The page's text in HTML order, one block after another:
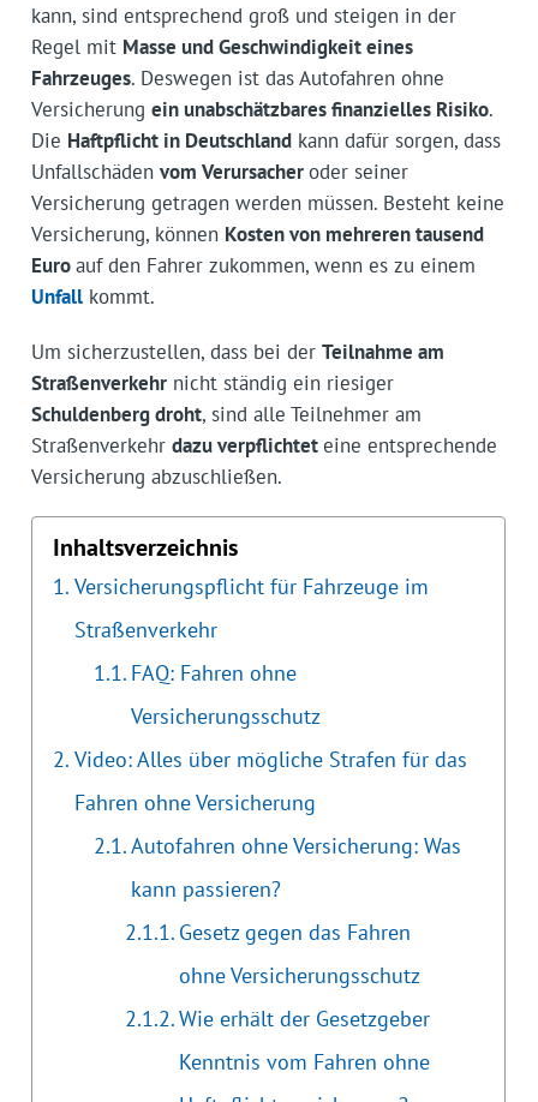
kann, sind entsprechend groß und steigen in der
Regel mit Masse und Geschwindigkeit eines
Fahrzeuges. Deswegen ist das Autofahren ohne
Versicherung ein unabschätzbares finanzielles Risiko.
Die Haftpflicht in Deutschlandkann dafür sorgen, dass
Unfallschäden vom Verursacheroder seiner
Versicherung getragen werden müssen. Besteht keine
Versicherung, können Kosten von mehreren tausend
Euroauf den Fahrer zukommen, wenn es zu einem
Unfallkommt.
Um sicherzustellen, dass bei der Teilnahme am
Straßenverkehrnicht ständig ein riesiger
Schuldenberg droht, sind alle Teilnehmer am
Straßenverkehr dazu verpflichteteine entsprechende
Versicherung abzuschließen.
Inhaltsverzeichnis
Versicherungspflicht für Fahrzeuge im
Straßenverkehr
FAQ: Fahren ohne
Versicherungsschutz
Video: Alles über mögliche Strafen für das
Fahren ohne Versicherung
Autofahren ohne Versicherung: Was
kann passieren?
Gesetz gegen das Fahren
ohne Versicherungsschutz
Wie erhält der Gesetzgeber
Kenntnis vom Fahren ohne